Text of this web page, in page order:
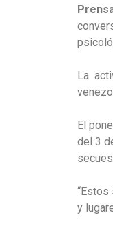
La
El
del 3
y